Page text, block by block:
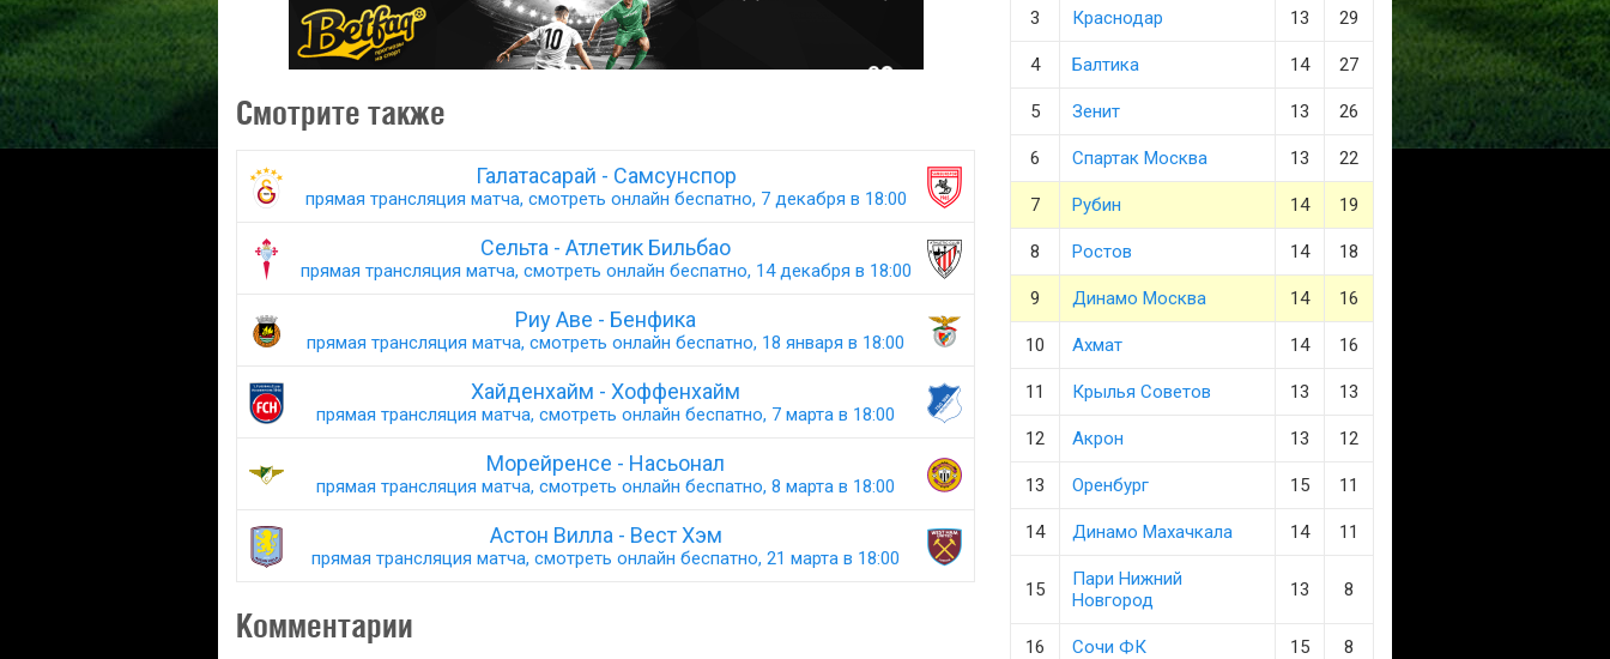
Смотрите также
Галатасарай - Самсунспор
прямая трансляция матча, смотреть онлайн беспатно, 7 декабря в 18:00
Сельта - Атлетик Бильбао
прямая трансляция матча, смотреть онлайн беспатно, 14 декабря в 18:00
Риу Аве - Бенфика
прямая трансляция матча, смотреть онлайн беспатно, 18 января в 18:00
Хайденхайм - Хоффенхайм
прямая трансляция матча, смотреть онлайн беспатно, 7 марта в 18:00
Морейренсе - Насьонал
прямая трансляция матча, смотреть онлайн беспатно, 8 марта в 18:00
Астон Вилла - Вест Хэм
прямая трансляция матча, смотреть онлайн беспатно, 21 марта в 18:00
Комментарии
3 Краснодар 13 29
4 Балтика 14 27
5 Зенит 13 26
6 Спартак Москва 13 22
7 Рубин 14 19
8 Ростов 14 18
9 Динамо Москва 14 16
10 Ахмат 14 16
11 Крылья Советов 13 13
12 Акрон 13 12
13 Оренбург 15 11
14 Динамо Махачкала 14 11
15
Пари Нижний
Новгород
13 8
16 Сочи ФК 15 8